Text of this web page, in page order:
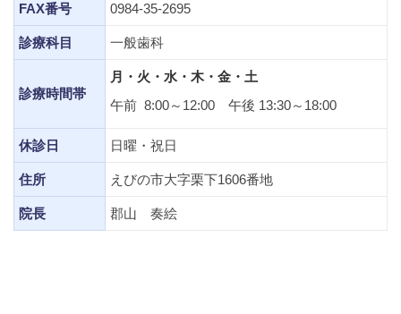
FAX番号 0984-35-2695
診療科目 一般歯科
診療時間帯
月・火・水・木・金・土
午前 8:00～12:00 午後 13:30～18:00
休診日 日曜・祝日
住所 えびの市大字栗下1606番地
院長 郡山 奏絵